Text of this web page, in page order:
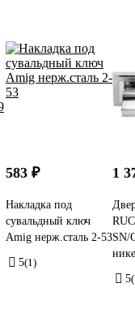
583 ₽
Накладка под
сувальдный ключ
Amig нерж.сталь 2-53
5(1)
1
SN/
5